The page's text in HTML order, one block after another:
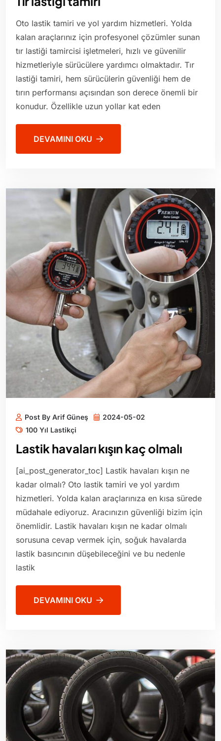
Oto lastik tamiri ve yol yardım hizmetleri. Yolda
kalan araçlarınız için profesyonel çözümler sunan
tır lastiği tamircisi işletmeleri, hızlı ve güvenilir
hizmetleriyle sürücülere yardımcı olmaktadır. Tır
lastiği tamiri, hem sürücülerin güvenliği hem de
tırın performansı açısından son derece önemli bir
konudur. Özellikle uzun yollar kat eden
DEVAMINI OKU
Post By Arif Güneş
2024-05-02
100 Yıl Lastikçi
Lastik havaları kışın kaç olmalı
[ai_post_generator_toc] Lastik havaları kışın ne
kadar olmalı? Oto lastik tamiri ve yol yardım
hizmetleri. Yolda kalan araçlarınıza en kısa sürede
müdahale ediyoruz. Aracınızın güvenliği bizim için
önemlidir. Lastik havaları kışın ne kadar olmalı
sorusuna cevap vermek için, soğuk havalarda
lastik basıncının düşebileceğini ve bu nedenle
lastik
DEVAMINI OKU